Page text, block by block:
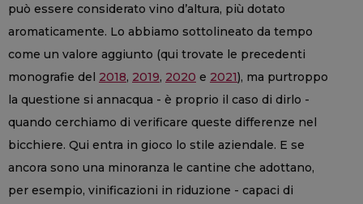
può essere considerato vino d’altura, più dotato
aromaticamente. Lo abbiamo sottolineato da tempo
come un valore aggiunto (qui trovate le precedenti
monografie del 2018, 2019, 2020 e 2021), ma purtroppo
la questione si annacqua - è proprio il caso di dirlo -
quando cerchiamo di verificare queste differenze nel
bicchiere. Qui entra in gioco lo stile aziendale. E se
ancora sono una minoranza le cantine che adottano,
per esempio, vinificazioni in riduzione - capaci di